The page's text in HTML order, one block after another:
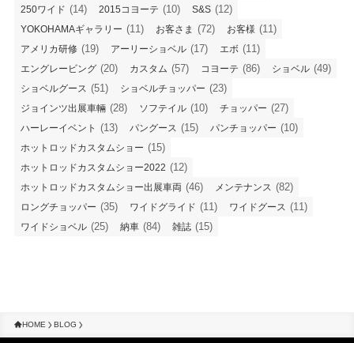
250ワイド (14) 2015コヨーテ (10) S&S (12)
YOKOHAMAギャラリー (11) お客さま (72) お客様 (11)
アメリカ研修 (19) アーリーショベル (17) エボ (11)
エングレービング (20) カスタム (57) コヨーテ (86) ショベル (49)
ショベルグース (51) ショベルチョッパー (23)
ジョインツ出展車輛 (28) ソフテイル (10) チョッパー (27)
ハーレーイベント (13) パングース (15) パンチョッパー (10)
ホットロッドカスタムショー (15)
ホットロッドカスタムショー2022 (12)
ホットロッドカスタムショー出展車両 (46) メンテナンス (82)
ロングチョッパー (35) ワイドグライド (11) ワイドグース (11)
ワイドショベル (25) 納車 (84) 雑誌 (15)
HOME BLOG